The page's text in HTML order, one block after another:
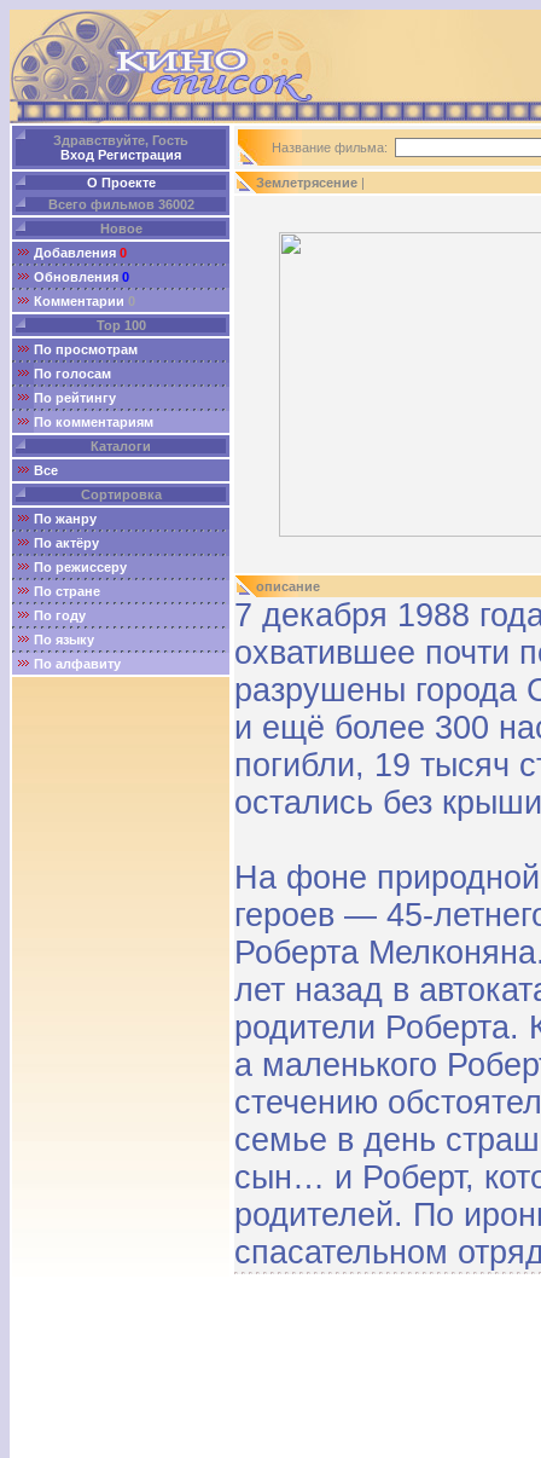
Здравствуйте, Гость
Вход Регистрация
О Проекте
Всего фильмов 36002
Новое
Добавления 0
Обновления 0
Комментарии 0
Top 100
По просмотрам
По голосам
По рейтингу
По комментариям
Каталоги
Все
Сортировка
По жанру
По актёру
По режиссеру
По стране
По году
По языку
По алфавиту
Название фильма:
Землетрясение |
описание
7 декабря 1988
охватившее почти
разрушены города
и ещё более 300
погибли, 19 тысяч
остались без
На фоне природной
героев — 45-
Роберта
лет назад в
родители Роберта.
а маленького
стечению
семье в день
сын… и Роберт,
родителей. По
спасательном